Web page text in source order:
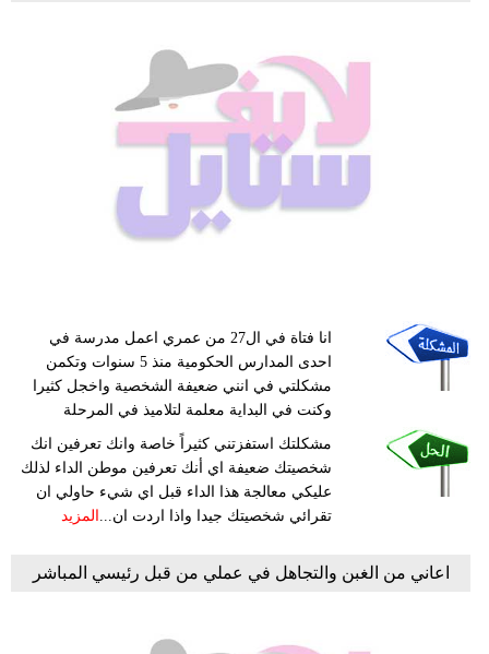
انا فتاة في ال27 من عمري اعمل مدرسة في
احدى المدارس الحكومية منذ 5 سنوات وتكمن
مشكلتي في انني ضعيفة الشخصية واخجل كثيرا
وكنت في البداية معلمة لتلاميذ في المرحلة
مشكلتك استفزتني كثيراً خاصة وانك تعرفين انك
شخصيتك ضعيفة اي أنك تعرفين موطن الداء لذلك
عليكي معالجة هذا الداء قبل اي شيء حاولي ان
تقرائي شخصيتك جيدا واذا اردت ان... المزيد
اعاني من الغبن والتجاهل في عملي من قبل رئيسي المباشر